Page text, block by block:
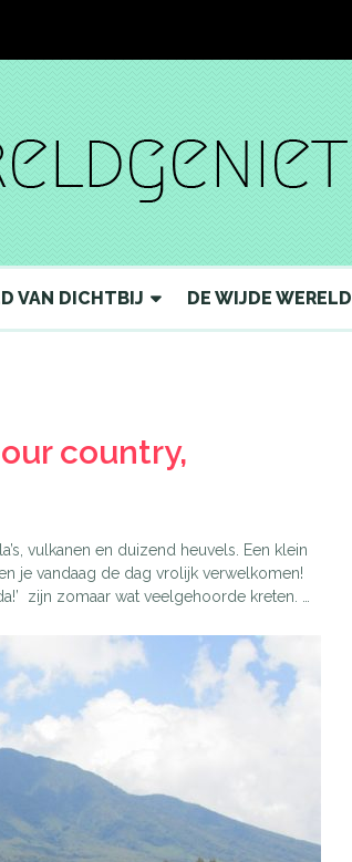
VAN DICHTBIJ DE WIJDE WERELD
country,
vulkanen en duizend heuvels. Een klein
je vandaag de dag vrolijk verwelkomen!
zijn zomaar wat veelgehoorde kreten. …